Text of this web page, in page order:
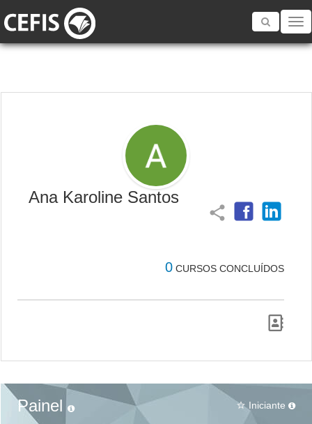
Toggle
Ana Karoline Santos
share
0 CURSOS CONCLUÍDOS
Painel star_border Iniciante